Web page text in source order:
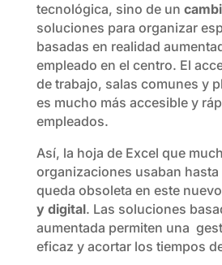
tecnológica, sino de un
soluciones para organizar
basadas en realidad
empleado en el centro. El
de trabajo, salas comunes y
es mucho más accesible y
empleados.
Así, la hoja de Excel que
organizaciones usaban
queda obsoleta en este nuevo
y digital. Las soluciones
aumentada permiten una
eficaz y acortar los tiempos